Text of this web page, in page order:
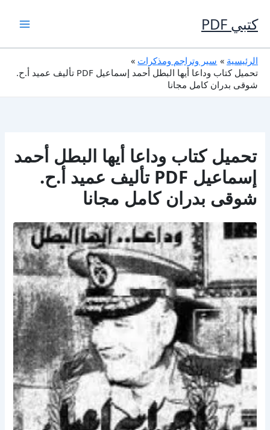
إلى
المحتوى
كتبي PDF
الرئيسية
سير وتراجم ومذكرات
تحميل كتاب وداعا أيها البطل أحمد إسماعيل PDF تأليف عميد أ.ح.
شوقى بدران كامل مجانا
تحميل كتاب وداعا أيها البطل أحمد
إسماعيل PDF تأليف عميد أ.ح.
شوقى بدران كامل مجانا